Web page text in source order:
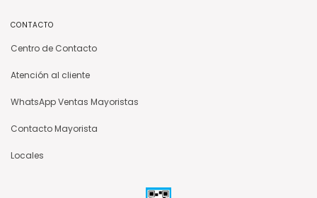
CONTACTO
Centro de Contacto
Atención al cliente
WhatsApp Ventas Mayoristas
Contacto Mayorista
Locales